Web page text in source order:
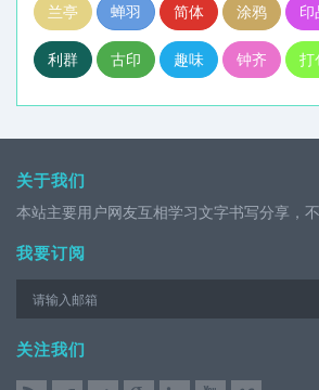
兰亭 蝉羽 简体 涂鸦 印
利群 古印 趣味 钟齐 打
关于我们
本站主要用户网友互相学习文字书写分享，
我要订阅
关注我们